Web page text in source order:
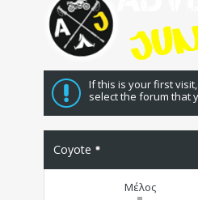
If this is your first
select the forum that
Coyote
Μέλος